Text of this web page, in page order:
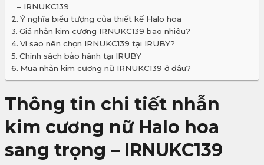
– IRNUKC139
Ý nghĩa biểu tượng của thiết kế Halo hoa
Giá nhẫn kim cương IRNUKC139 bao nhiêu?
Vì sao nên chọn IRNUKC139 tại IRUBY?
Chính sách bảo hành tại IRUBY
Mua nhẫn kim cương nữ IRNUKC139 ở đâu?
Thông tin chi tiết nhẫn
kim cương nữ Halo hoa
sang trọng – IRNUKC139